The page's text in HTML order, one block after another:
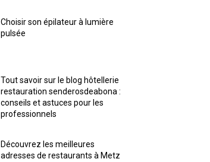
Choisir son épilateur à lumière
pulsée
Tout savoir sur le blog hôtellerie
restauration senderosdeabona :
conseils et astuces pour les
professionnels
Découvrez les meilleures
adresses de restaurants à Metz